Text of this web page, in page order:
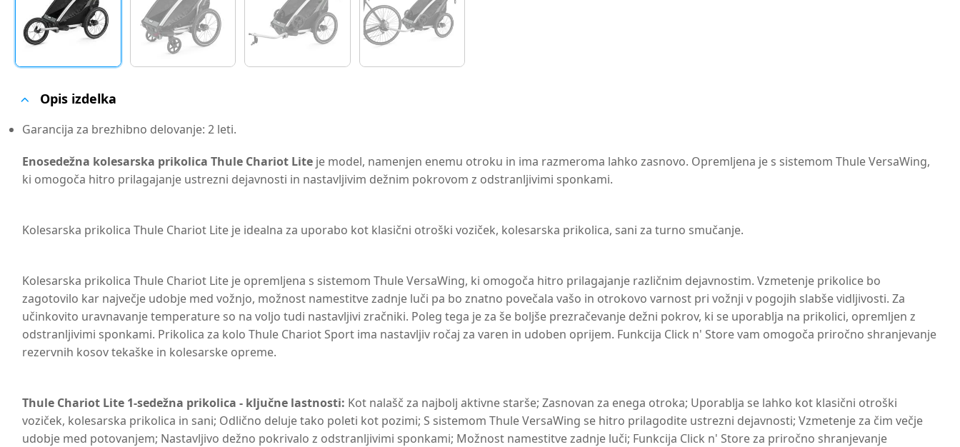
Opis izdelka
Garancija za brezhibno delovanje: 2 leti.
Enosedežna kolesarska prikolica Thule Chariot Lite je model, namenjen enemu otroku in ima razmeroma lahko zasnovo. Opremljena je s sistemom Thule VersaWing,
ki omogoča hitro prilagajanje ustrezni dejavnosti in nastavljivim dežnim pokrovom z odstranljivimi sponkami.
Kolesarska prikolica Thule Chariot Lite je idealna za uporabo kot klasični otroški voziček, kolesarska prikolica, sani za turno smučanje.
Kolesarska prikolica Thule Chariot Lite je opremljena s sistemom Thule VersaWing, ki omogoča hitro prilagajanje različnim dejavnostim. Vzmetenje prikolice bo
zagotovilo kar največje udobje med vožnjo, možnost namestitve zadnje luči pa bo znatno povečala vašo in otrokovo varnost pri vožnji v pogojih slabše vidljivosti. Za
učinkovito uravnavanje temperature so na voljo tudi nastavljivi zračniki. Poleg tega je za še boljše prezračevanje dežni pokrov, ki se uporablja na prikolici, opremljen z
odstranljivimi sponkami. Prikolica za kolo Thule Chariot Sport ima nastavljiv ročaj za varen in udoben oprijem. Funkcija Click n' Store vam omogoča priročno shranjevanje
rezervnih kosov tekaške in kolesarske opreme.
Thule Chariot Lite 1-sedežna prikolica - ključne lastnosti: Kot nalašč za najbolj aktivne starše; Zasnovan za enega otroka; Uporablja se lahko kot klasični otroški
voziček, kolesarska prikolica in sani; Odlično deluje tako poleti kot pozimi; S sistemom Thule VersaWing se hitro prilagodite ustrezni dejavnosti; Vzmetenje za čim večje
udobje med potovanjem; Nastavljivo dežno pokrivalo z odstranljivimi sponkami; Možnost namestitve zadnje luči; Funkcija Click n' Store za priročno shranjevanje